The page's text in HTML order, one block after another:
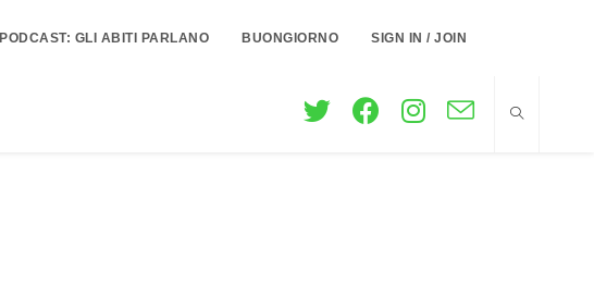
PODCAST: GLI ABITI PARLANO BUONGIORNO SIGN IN / JOIN